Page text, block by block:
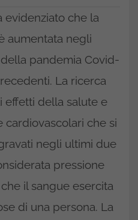
evidenziato che la
aumentata negli
pandemia Covid-
La ricerca
effetti della salute e
che si
negli ultimi due
pressione
il sangue esercita
di una persona. La